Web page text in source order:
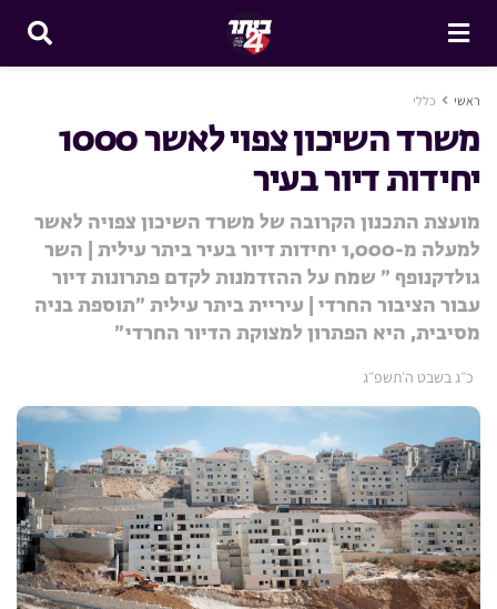
ראשי כללי
משרד השיכון צפוי לאשר 1000
יחידות דיור בעיר
מועצת התכנון הקרובה של משרד השיכון צפויה לאשר
למעלה מ-1,000 יחידות דיור בעיר ביתר עילית | השר
גולדקנופף ״ שמח על ההזדמנות לקדם פתרונות דיור
עבור הציבור החרדי | עיריית ביתר עילית ״תוספת בניה
מסיבית, היא הפתרון למצוקת הדיור החרדי״
כ״ג בשבט ה׳תשפ״ג